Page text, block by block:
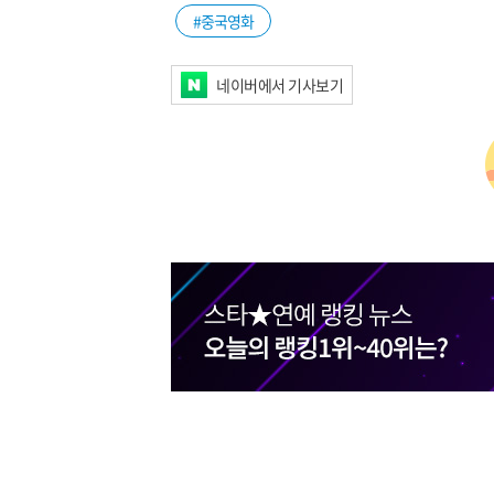
#중국영화
네이버에서 기사보기